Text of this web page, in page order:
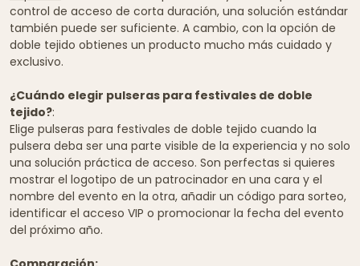
control de acceso de corta duración, una solución estándar
también puede ser suficiente. A cambio, con la opción de
doble tejido obtienes un producto mucho más cuidado y
exclusivo.
¿Cuándo elegir pulseras para festivales de doble
tejido?:
Elige pulseras para festivales de doble tejido cuando la
pulsera deba ser una parte visible de la experiencia y no solo
una solución práctica de acceso. Son perfectas si quieres
mostrar el logotipo de un patrocinador en una cara y el
nombre del evento en la otra, añadir un código para sorteo,
identificar el acceso VIP o promocionar la fecha del evento
del próximo año.